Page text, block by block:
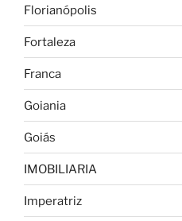
Florianópolis
Fortaleza
Franca
Goiania
Goiás
IMOBILIARIA
Imperatriz